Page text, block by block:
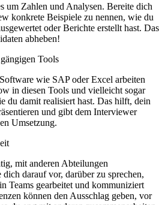
um Zahlen und Analysen. Bereite dich
konkrete Beispiele zu nennen, wie du
oder Berichte erstellt hast. Das
abheben!
Tools
wie SAP oder Excel arbeiten
in diesen Tools und vielleicht sogar
du damit realisiert hast. Das hilft, dein
und gibt dem Interviewer
Umsetzung.
mit anderen Abteilungen
darauf vor, darüber zu sprechen,
Teams gearbeitet und kommuniziert
können den Ausschlag geben, vor